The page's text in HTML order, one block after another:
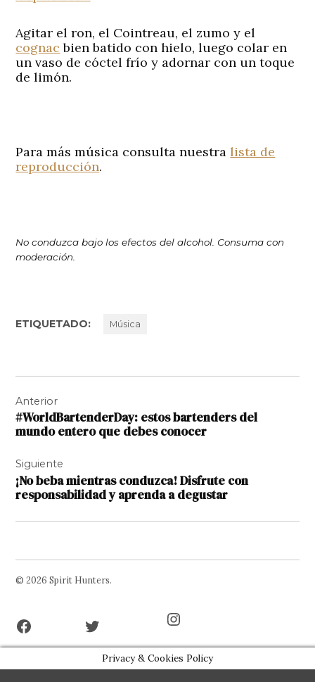
Agitar el ron, el Cointreau, el zumo y el
cognac bien batido con hielo, luego colar en
un vaso de cóctel frío y adornar con un toque
de limón.
Para más música consulta nuestralista de
reproducción.
No conduzca bajo los efectos del alcohol. Consuma con
moderación.
ETIQUETADO: Música
de
entradas
Anterior
#WorldBartenderDay: estos bartenders del
mundo entero que debes conocer
Siguiente
¡No beba mientras conduzca! Disfrute con
responsabilidad y aprenda a degustar
© 2026 Spirit Hunters.
Privacy & Cookies Policy